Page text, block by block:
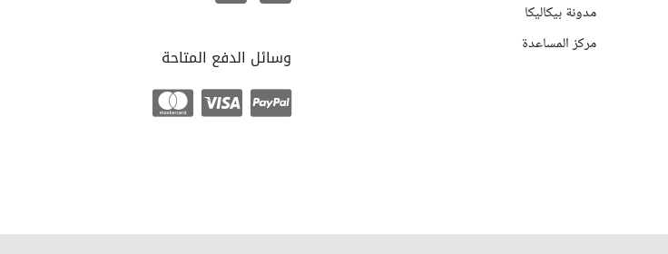
مدونة بيكاليكا
مركز المساعدة
وسائل الدفع المتاحة